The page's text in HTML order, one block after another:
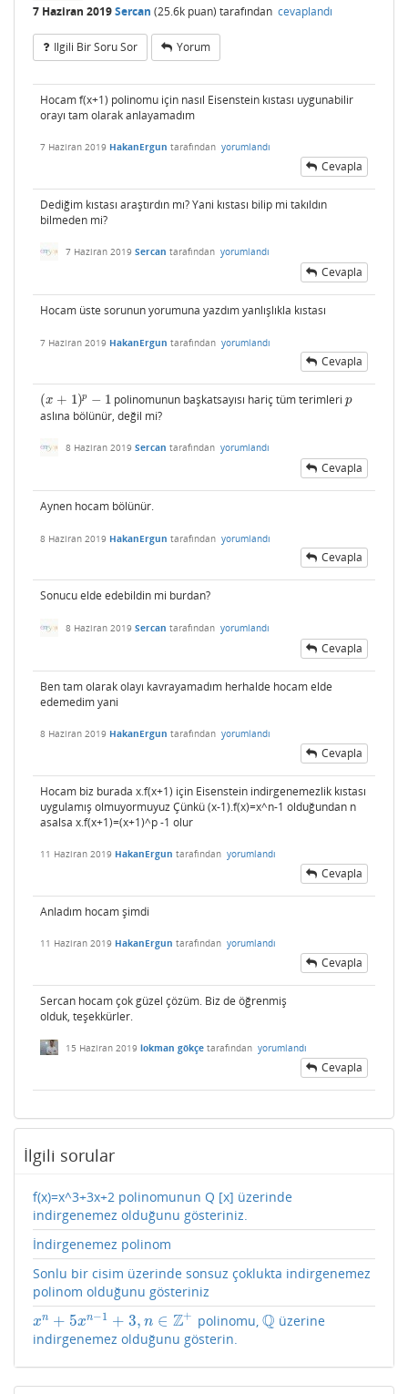
7 Haziran 2019Sercan (25.6k puan) tarafından cevaplandı
Ilgili Bir Soru Sor Yorum
Hocam f(x+1) polinomu için nasıl Eisenstein kıstası uygunabilir
orayı tam olarak anlayamadım
7 Haziran 2019 HakanErgun tarafından yorumlandı
Cevapla
Dediğim kıstası araştırdın mı? Yani kıstası bilip mi takıldın
bilmeden mi?
7 Haziran 2019 Sercan tarafından yorumlandı
Cevapla
Hocam üste sorunun yorumuna yazdım yanlışlıkla kıstası
7 Haziran 2019 HakanErgun tarafından yorumlandı
Cevapla
(x + 1)p − 1
(x+ 1)p −1 polinomunun başkatsayısı hariç tüm terimlerip
p
aslına bölünür, değil mi?
8 Haziran 2019 Sercan tarafından yorumlandı
Cevapla
Aynen hocam bölünür.
8 Haziran 2019 HakanErgun tarafından yorumlandı
Cevapla
Sonucu elde edebildin mi burdan?
8 Haziran 2019 Sercan tarafından yorumlandı
Cevapla
Ben tam olarak olayı kavrayamadım herhalde hocam elde
edemedim yani
8 Haziran 2019 HakanErgun tarafından yorumlandı
Cevapla
Hocam biz burada x.f(x+1) için Eisenstein indirgenemezlik kıstası
uygulamış olmuyormuyuz Çünkü (x-1).f(x)=x^n-1 olduğundan n
asalsa x.f(x+1)=(x+1)^p -1 olur
11 Haziran 2019 HakanErgun tarafından yorumlandı
Cevapla
Anladım hocam şimdi
11 Haziran 2019 HakanErgun tarafından yorumlandı
Cevapla
Sercan hocam çok güzel çözüm. Biz de öğrenmiş
olduk, teşekkürler.
15 Haziran 2019 lokman gökçe tarafından yorumlandı
Cevapla
İlgili sorular
f(x)=x^3+3x+2 polinomunun Q [x] üzerinde
indirgenemez olduğunu gösteriniz.
İndirgenemez polinom
Sonlu bir cisim üzerinde sonsuz çoklukta indirgenemez
polinom olduğunu gösteriniz
xn + 5xn−1 + 3, n ∈ Z+
xn+5x n−1+3, n∈ Z+ polinomu, Q
Q üzerine
indirgenemez olduğunu gösterin.